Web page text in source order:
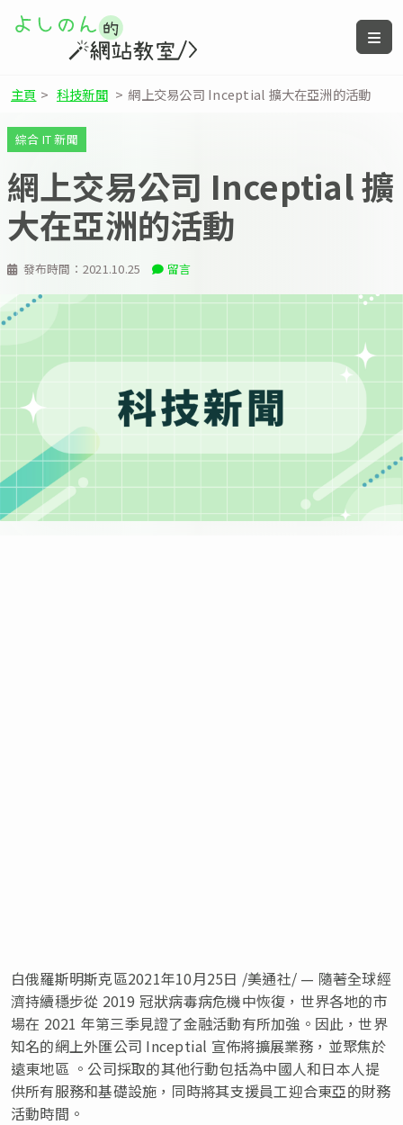
主頁 > 科技新聞 > 網上交易公司 Inceptial 擴大在亞洲的活動
發布時間： 2021.10.25 留言
綜合 IT 新聞
網上交易公司 Inceptial 擴
大在亞洲的活動
白俄羅斯明斯克區2021年10月25日 /美通社/ — 隨著全球經
濟持續穩步從 2019 冠狀病毒病危機中恢復，世界各地的市
場在 2021 年第三季見證了金融活動有所加強。因此，世界
知名的網上外匯公司 Inceptial 宣佈將擴展業務，並聚焦於
遠東地區 。公司採取的其他行動包括為中國人和日本人提
供所有服務和基礎設施，同時將其支援員工迎合東亞的財務
活動時間。